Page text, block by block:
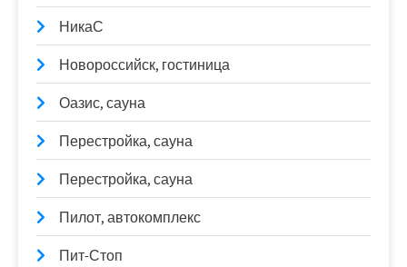
НикаС
Новороссийск, гостиница
Оазис, сауна
Перестройка, сауна
Перестройка, сауна
Пилот, автокомплекс
Пит-Стоп